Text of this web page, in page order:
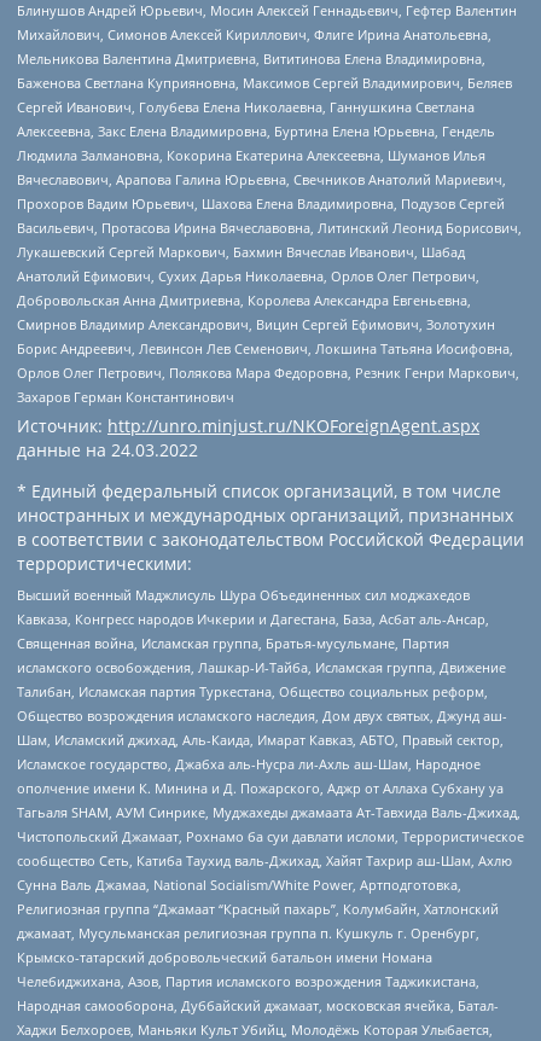
Блинушов Андрей Юрьевич, Мосин Алексей Геннадьевич, Гефтер Валентин
Михайлович, Симонов Алексей Кириллович, Флиге Ирина Анатольевна,
Мельникова Валентина Дмитриевна, Вититинова Елена Владимировна,
Баженова Светлана Куприяновна, Максимов Сергей Владимирович, Беляев
Сергей Иванович, Голубева Елена Николаевна, Ганнушкина Светлана
Алексеевна, Закс Елена Владимировна, Буртина Елена Юрьевна, Гендель
Людмила Залмановна, Кокорина Екатерина Алексеевна, Шуманов Илья
Вячеславович, Арапова Галина Юрьевна, Свечников Анатолий Мариевич,
Прохоров Вадим Юрьевич, Шахова Елена Владимировна, Подузов Сергей
Васильевич, Протасова Ирина Вячеславовна, Литинский Леонид Борисович,
Лукашевский Сергей Маркович, Бахмин Вячеслав Иванович, Шабад
Анатолий Ефимович, Сухих Дарья Николаевна, Орлов Олег Петрович,
Добровольская Анна Дмитриевна, Королева Александра Евгеньевна,
Смирнов Владимир Александрович, Вицин Сергей Ефимович, Золотухин
Борис Андреевич, Левинсон Лев Семенович, Локшина Татьяна Иосифовна,
Орлов Олег Петрович, Полякова Мара Федоровна, Резник Генри Маркович,
Захаров Герман Константинович
Источник: http://unro.minjust.ru/NKOForeignAgent.aspx
данные на 24.03.2022
* Единый федеральный список организаций, в том числе
иностранных и международных организаций, признанных
в соответствии с законодательством Российской Федерации
террористическими:
Высший военный Маджлисуль Шура Объединенных сил моджахедов
Кавказа, Конгресс народов Ичкерии и Дагестана, База, Асбат аль-Ансар,
Священная война, Исламская группа, Братья-мусульмане, Партия
исламского освобождения, Лашкар-И-Тайба, Исламская группа, Движение
Талибан, Исламская партия Туркестана, Общество социальных реформ,
Общество возрождения исламского наследия, Дом двух святых, Джунд аш-
Шам, Исламский джихад, Аль-Каида, Имарат Кавказ, АБТО, Правый сектор,
Исламское государство, Джабха аль-Нусра ли-Ахль аш-Шам, Народное
ополчение имени К. Минина и Д. Пожарского, Аджр от Аллаха Субхану уа
Тагьаля SHAM, АУМ Синрике, Муджахеды джамаата Ат-Тавхида Валь-Джихад,
Чистопольский Джамаат, Рохнамо ба суи давлати исломи, Террористическое
сообщество Сеть, Катиба Таухид валь-Джихад, Хайят Тахрир аш-Шам, Ахлю
Сунна Валь Джамаа, National Socialism/White Power, Артподготовка,
Религиозная группа “Джамаат “Красный пахарь”, Колумбайн, Хатлонский
джамаат, Мусульманская религиозная группа п. Кушкуль г. Оренбург,
Крымско-татарский добровольческий батальон имени Номана
Челебиджихана, Азов, Партия исламского возрождения Таджикистана,
Народная самооборона, Дуббайский джамаат, московская ячейка, Батал-
Хаджи Белхороев, Маньяки Культ Убийц, Молодёжь Которая Улыбается,